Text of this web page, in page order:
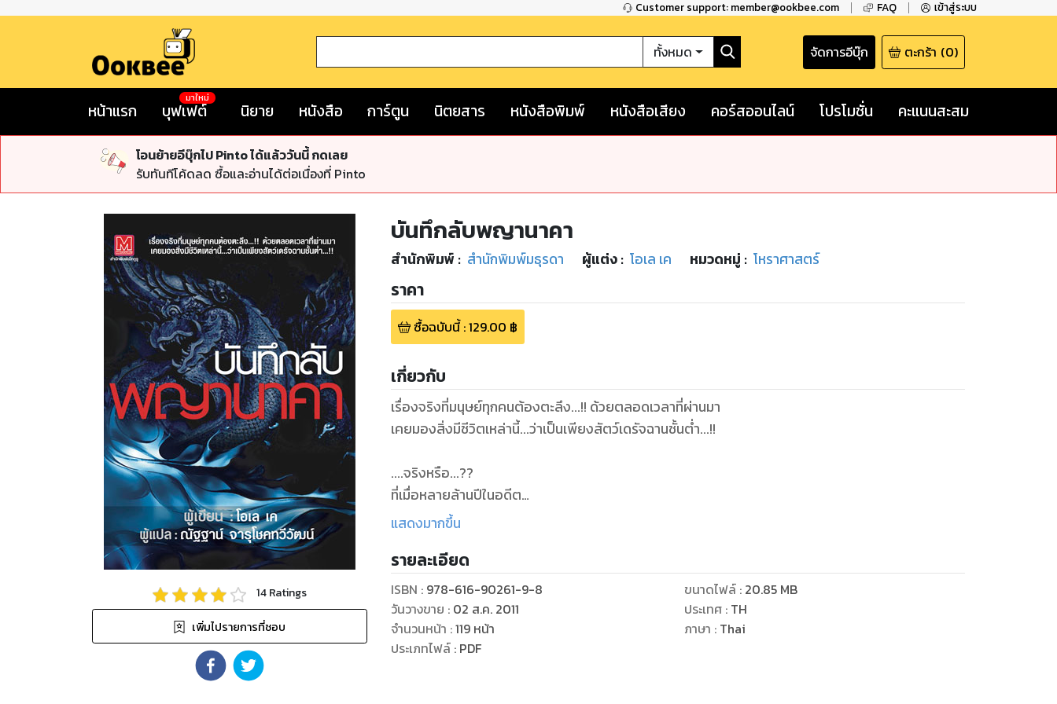
Customer support: member@ookbee.com FAQ เข้าสู่ระบบ
ทั้งหมด จัดการอีบุ๊ก ตะกร้า (0)
หน้าแรก บุฟเฟต์
มาใหม่
นิยาย หนังสือ การ์ตูน นิตยสาร หนังสือพิมพ์ หนังสือเสียง คอร์สออนไลน์ โปรโมชั่น คะแนนสะสม
โอนย้ายอีบุ๊กไป Pinto ได้แล้ววันนี้ กดเลย
รับทันทีโค้ดลด ซื้อและอ่านได้ต่อเนื่องที่ Pinto
14Ratings
เพิ่มไปรายการที่ชอบ
บันทึกลับพญานาคา
สำนักพิมพ์ : สำนักพิมพ์มธุรดา ผู้แต่ง : โอเล เค หมวดหมู่ : โหราศาสตร์
ราคา
ซื้อฉบับนี้:129.00 ฿
เกี่ยวกับ
เรื่องจริงที่มนุษย์ทุกคนต้องตะลึง...!! ด้วยตลอดเวลาที่ผ่านมา
เคยมองสิ่งมีชีวิตเหล่านี้...ว่าเป็นเพียงสัตว์เดรัจฉานชั้นต่ำ...!!
....จริงหรือ...??
ที่เมื่อหลายล้านปีในอดีต
มนุษย์กับสัตว์เลื้อยคลาน
แต่มนุษย์มีวิวัฒนาการที่ก้าวกระโดด
เพราะการถูกตัดต่อพันธุกรรม
แล้วมนุษย์วันนี้...!!
กลับจัดเพื่อนร่วมเผ่าพันธุ์อย่างพวกเขา
แสดงมากขึ้น
รายละเอียด
ISBN : 978-616-90261-9-8
วันวางขาย : 02 ส.ค. 2011
จำนวนหน้า :119 หน้า
ประเภทไฟล์: PDF
ขนาดไฟล์: 20.85 MB
ประเทศ : TH
ภาษา : Thai